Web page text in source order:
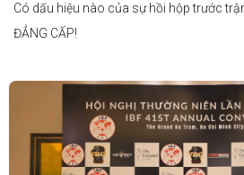
Có dấu hiệu nào của sự hồi hộp trước
ĐẲNG CẤP!